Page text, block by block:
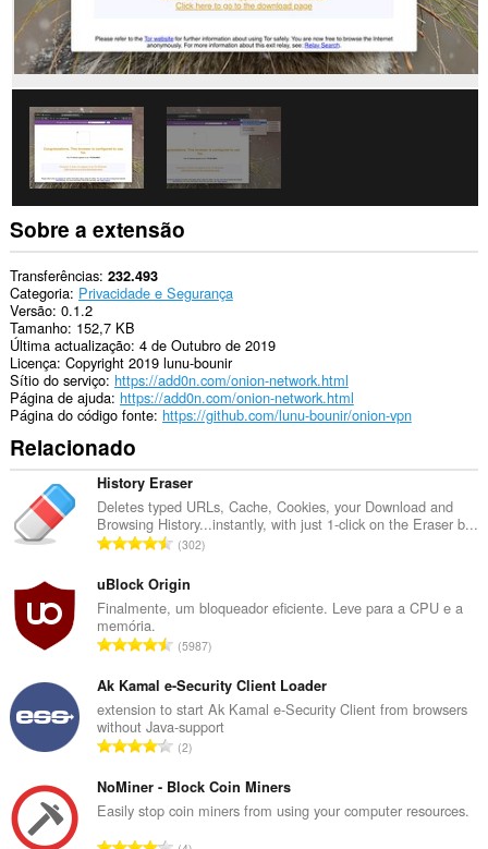
Esta
extensão
pode
aceder
às
configurações
Sobre a extensão
Transferências 232.493
Categoria Privacidade e Segurança
Versão 0.1.2
Tamanho 152,7 KB
Última actualização 4 de Outubro de 2019
Licença Copyright 2019 lunu-bounir
Sítio do serviço https://add0n.com/onion-network.html
Página de ajuda https://add0n.com/onion-network.html
Página do código fonte https://github.com/lunu-bounir/onion-vpn
Relacionado
History Eraser
Deletes typed URLs, Cache, Cookies, your Download and
Browsing History...instantly, with just 1-click on the Eraser b...
N
m
e
o
o
t
a
d
e
302
uBlock Origin
Finalmente, um bloqueador eficiente. Leve para a CPU e a
memória.
N
m
e
r
o
o
t
a
5987
Ak Kamal e-Security Client Loader
extension to start Ak Kamal e-Security Client from browsers
without Java-support
N
m
e
2
NoMiner - Block Coin Miners
Easily stop coin miners from using your computer resources.